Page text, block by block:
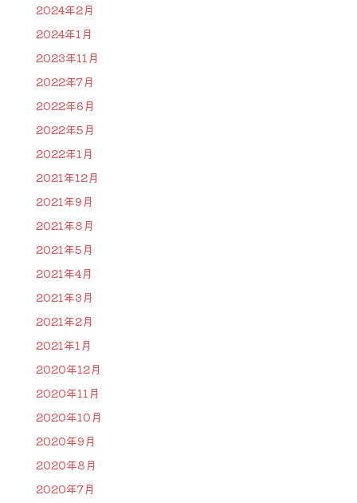
2024年2月
2024年1月
2023年11月
2022年7月
2022年6月
2022年5月
2022年1月
2021年12月
2021年9月
2021年8月
2021年5月
2021年4月
2021年3月
2021年2月
2021年1月
2020年12月
2020年11月
2020年10月
2020年9月
2020年8月
2020年7月